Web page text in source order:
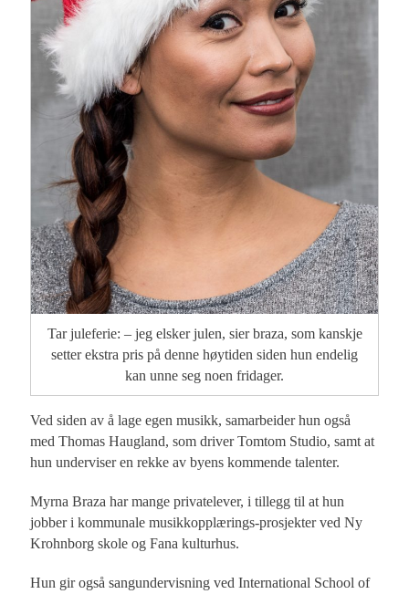
Tar juleferie: – jeg elsker julen, sier braza, som kanskje
setter ekstra pris på denne høytiden siden hun endelig
kan unne seg noen fridager.
Ved siden av å lage egen musikk, samarbeider hun også
med Thomas Haugland, som driver Tomtom Studio, samt at
hun underviser en rekke av byens kommende talenter.
Myrna Braza har mange privatelever, i tillegg til at hun
jobber i kommunale musikkopplærings-prosjekter ved Ny
Krohnborg skole og Fana kulturhus.
Hun gir også sangundervisning ved International School of